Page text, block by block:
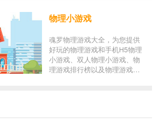
物理小游戏
魂罗物理游戏大全，为您提供
好玩的物理游戏和手机H5物理
小游戏、双人物理小游戏、物
理游戏排行榜以及物理游戏在